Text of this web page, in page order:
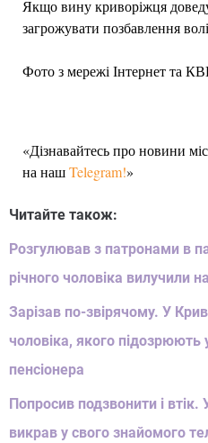
Якщо вину криворіжця
загрожувати позбавлення
Фото з мережі Інтернет та
«Дізнавайтесь про новини
на нашTelegram!»
Читайте також:
Розгулював з патронами в
річного чоловіка вилучили
Зарізав по-звірячому. У
чоловіка, якого підозрюють
пенсіонера
Попросив подзвонити і
викрав у свого знайомого